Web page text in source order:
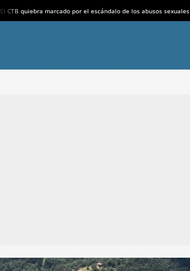
El CTB quiebra marcado por el escándalo de los abusos sexuales